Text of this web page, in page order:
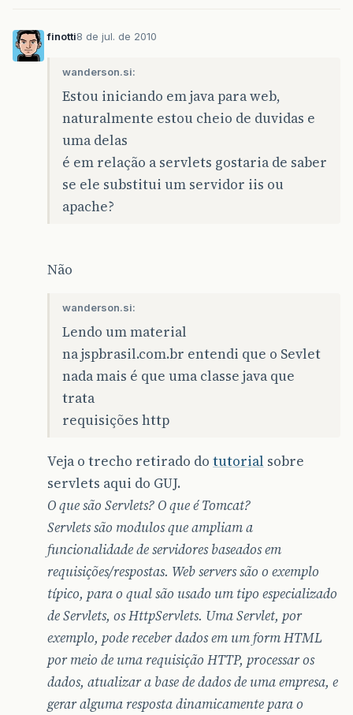
finotti8 de jul. de 2010
wanderson.si:
Estou iniciando em java para web,
naturalmente estou cheio de duvidas e
uma delas
é em relação a servlets gostaria de saber
se ele substitui um servidor iis ou
apache?
Não
wanderson.si:
Lendo um material
na jspbrasil.com.br entendi que o Sevlet
nada mais é que uma classe java que
trata
requisições http
Veja o trecho retirado do tutorial sobre
servlets aqui do GUJ.
O que são Servlets? O que é Tomcat?
Servlets são modulos que ampliam a
funcionalidade de servidores baseados em
requisições/respostas. Web servers são o exemplo
típico, para o qual são usado um tipo especializado
de Servlets, os HttpServlets. Uma Servlet, por
exemplo, pode receber dados em um form HTML
por meio de uma requisição HTTP, processar os
dados, atualizar a base de dados de uma empresa, e
gerar alguma resposta dinamicamente para o